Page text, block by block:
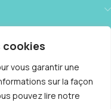
cookies
vous garantir une
sur la façon
pouvez lire notre
Droits Réservés